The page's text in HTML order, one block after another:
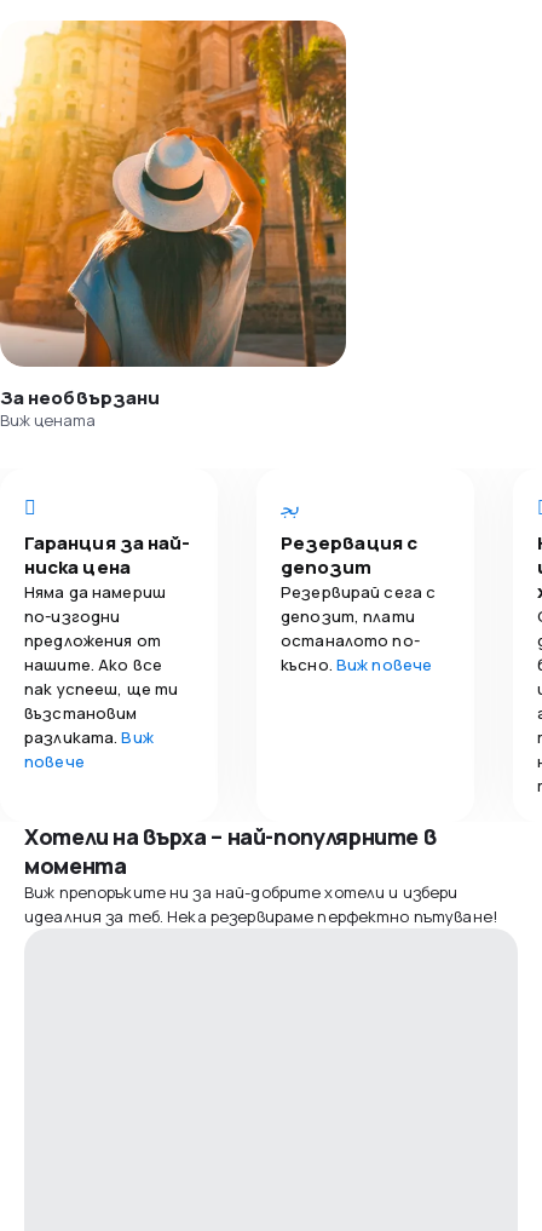
За необвързани
Виж цената
Гаранция за най-
ниска цена
Няма да намериш
по-изгодни
предложения от
нашите. Ако все
пак успееш, ще ти
възстановим
разликата.Виж
повече
Резервация с
депозит
Резервирай сега с
депозит, плати
останалото по-
късно. Виж повече
Хотели на върха – най-популярните в
момента
Виж препоръките ни за най-добрите хотели и избери
идеалния за теб. Нека резервираме перфектно пътуване!